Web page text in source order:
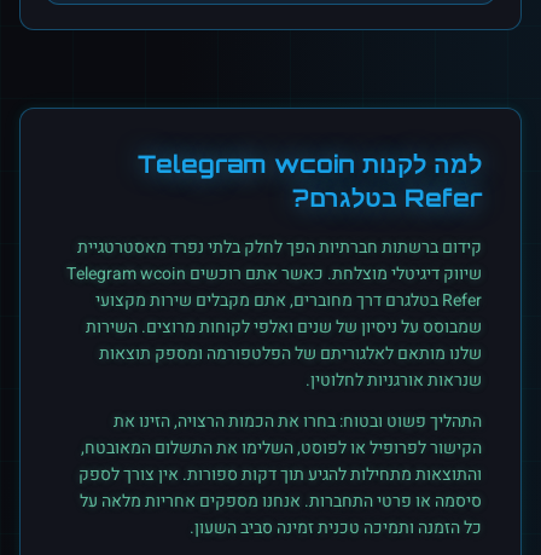
למה לקנות Telegram wcoin
Refer בטלגרם?
קידום ברשתות חברתיות הפך לחלק בלתי נפרד מאסטרטגיית
שיווק דיגיטלי מוצלחת. כאשר אתם רוכשים Telegram wcoin
Referבטלגרםדרך מחוברים, אתם מקבלים שירות מקצועי
שמבוסס על ניסיון של שנים ואלפי לקוחות מרוצים. השירות
שלנו מותאם לאלגוריתם של הפלטפורמה ומספק תוצאות
שנראות אורגניות לחלוטין.
התהליך פשוט ובטוח: בחרו את הכמות הרצויה, הזינו את
הקישור לפרופיל או לפוסט, השלימו את התשלום המאובטח,
והתוצאות מתחילות להגיע תוך דקות ספורות. אין צורך לספק
סיסמה או פרטי התחברות. אנחנו מספקים אחריות מלאה על
כל הזמנה ותמיכה טכנית זמינה סביב השעון.